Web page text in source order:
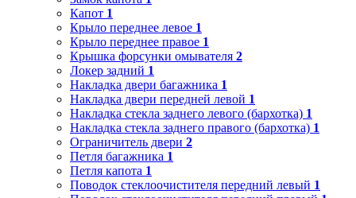
Капот 1
Крыло переднее левое 1
Крыло переднее правое 1
Крышка форсунки омывателя 2
Локер задний 1
Накладка двери багажника 1
Накладка двери передней левой 1
Накладка стекла заднего левого (бархотка) 1
Накладка стекла заднего правого (бархотка) 1
Ограничитель двери 2
Петля багажника 1
Петля капота 1
Поводок стеклоочистителя передний левый 1